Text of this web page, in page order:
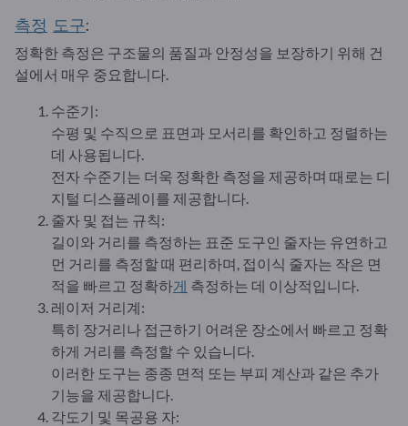
측정 도구:
정확한 측정은 구조물의 품질과 안정성을 보장하기 위해 건
설에서 매우 중요합니다.
수준기:
수평 및 수직으로 표면과 모서리를 확인하고 정렬하는
데 사용됩니다.
전자 수준기는 더욱 정확한 측정을 제공하며 때로는 디
지털 디스플레이를 제공합니다.
줄자 및 접는 규칙:
길이와 거리를 측정하는 표준 도구인 줄자는 유연하고
먼 거리를 측정할 때 편리하며, 접이식 줄자는 작은 면
적을 빠르고 정확하게 측정하는 데 이상적입니다.
레이저 거리계:
특히 장거리나 접근하기 어려운 장소에서 빠르고 정확
하게 거리를 측정할 수 있습니다.
이러한 도구는 종종 면적 또는 부피 계산과 같은 추가
기능을 제공합니다.
각도기 및 목공용 자: